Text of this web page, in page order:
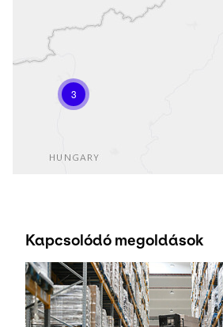
3
Kapcsolódó megoldások